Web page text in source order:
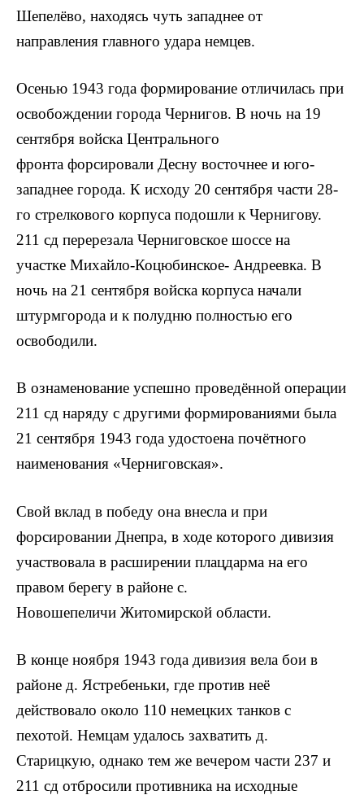
Шепелёво, находясь чуть западнее от
направления главного удара немцев.
Осенью 1943 года формирование отличилась при
освобождении города Чернигов. В ночь на 19
сентября войска Центрального
фронта форсировали Десну восточнее и юго-
западнее города. К исходу 20 сентября части 28-
го стрелкового корпуса подошли к Чернигову.
211 сд перерезала Черниговское шоссе на
участке Михайло-Коцюбинское- Андреевка. В
ночь на 21 сентября войска корпуса начали
штурмгорода и к полудню полностью его
освободили.
В ознаменование успешно проведённой операции
211 сд наряду с другими формированиями была
21 сентября 1943 года удостоена почётного
наименования «Черниговская».
Свой вклад в победу она внесла и при
форсировании Днепра, в ходе которого дивизия
участвовала в расширении плацдарма на его
правом берегу в районе с.
Новошепеличи Житомирской области.
В конце ноября 1943 года дивизия вела бои в
районе д. Ястребеньки, где против неё
действовало около 110 немецких танков с
пехотой. Немцам удалось захватить д.
Старицкую, однако тем же вечером части 237 и
211 сд отбросили противника на исходные